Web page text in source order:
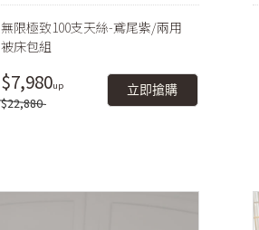
無限極致100支天絲-鳶尾紫/兩用
被床包組
$7,980
$22,880
立即搶購